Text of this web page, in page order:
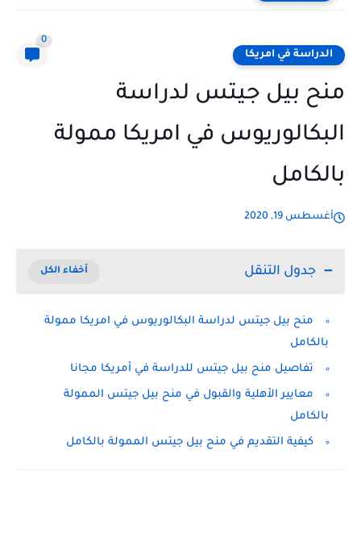
الدراسة في امريكا
0
منح بيل جيتس لدراسة
البكالوريوس في امريكا ممولة
بالكامل
أغسطس 19, 2020
جدول التنقل
منح بيل جيتس لدراسة البكالوريوس في امريكا ممولة
بالكامل
تفاصيل منح بيل جيتس للدراسة في أمريكا مجانا
معايير الأهلية والقبول في منح بيل جيتس الممولة
بالكامل
كيفية التقديم في منح بيل جيتس الممولة بالكامل